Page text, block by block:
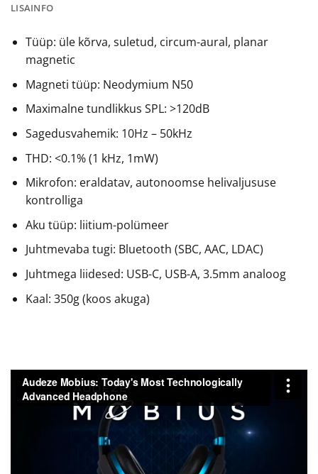
LISAINFO
Tüüp: üle kõrva, suletud, circum-aural, planar
magnetic
Magneti tüüp: Neodymium N50
Maximalne tundlikkus SPL: >120dB
Sagedusvahemik: 10Hz – 50kHz
THD: <0.1% (1 kHz, 1mW)
Mikrofon: eraldatav, autonoomse helivaljususe
kontrolliga
Aku tüüp: liitium-polümeer
Juhtmevaba tugi: Bluetooth (SBC, AAC, LDAC)
Juhtmega liidesed: USB-C, USB-A, 3.5mm analoog
Kaal: 350g (koos akuga)